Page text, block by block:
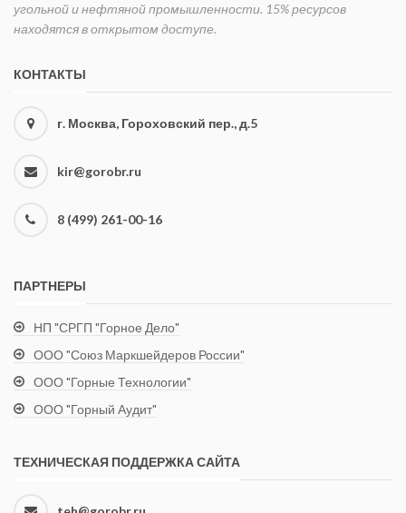
угольной и нефтяной промышленности. 15% ресурсов
находятся в открытом доступе.
КОНТАКТЫ
г. Москва, Гороховский пер., д.5
kir@gorobr.ru
8 (499) 261-00-16
ПАРТНЕРЫ
НП "СРГП "Горное Дело"
ООО "Союз Маркшейдеров России"
ООО "Горные Технологии"
ООО "Горный Аудит"
ТЕХНИЧЕСКАЯ ПОДДЕРЖКА САЙТА